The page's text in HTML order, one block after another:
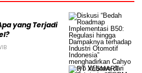
yang Terjadi